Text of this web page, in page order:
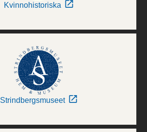
Kvinnohistoriska
Strindbergsmuseet